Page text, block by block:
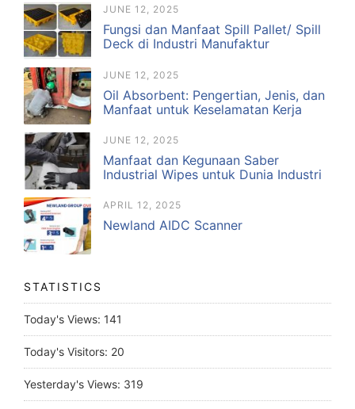
JUNE 12, 2025
Fungsi dan Manfaat Spill Pallet/ Spill
Deck di Industri Manufaktur
JUNE 12, 2025
Oil Absorbent: Pengertian, Jenis, dan
Manfaat untuk Keselamatan Kerja
JUNE 12, 2025
Manfaat dan Kegunaan Saber
Industrial Wipes untuk Dunia Industri
APRIL 12, 2025
Newland AIDC Scanner
STATISTICS
Today's Views: 141
Today's Visitors: 20
Yesterday's Views: 319